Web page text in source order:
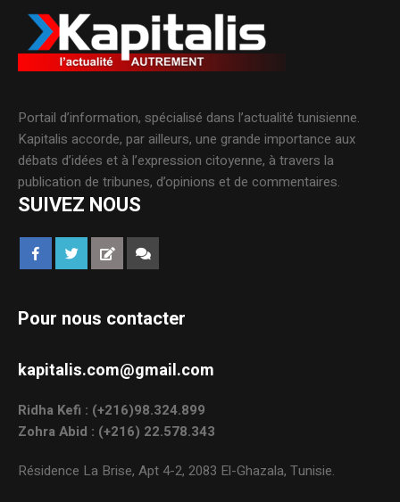
Portail d’information, spécialisé dans l’actualité tunisienne.
Kapitalis accorde, par ailleurs, une grande importance aux
débats d’idées et à l’expression citoyenne, à travers la
publication de tribunes, d’opinions et de commentaires.
SUIVEZ NOUS
Pour nous contacter
kapitalis.com@gmail.com
Ridha Kefi : (+216)98.324.899
Zohra Abid : (+216) 22.578.343
Résidence La Brise, Apt 4-2, 2083 El-Ghazala, Tunisie.